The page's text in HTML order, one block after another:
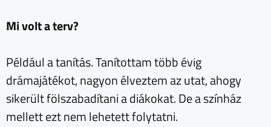
Mi volt a terv?
Például a tanítás. Tanítottam több évig
drámajátékot, nagyon élveztem az utat, ahogy
sikerült fölszabadítani a diákokat. De a színház
mellett ezt nem lehetett folytatni.